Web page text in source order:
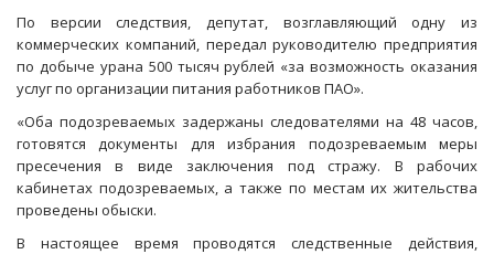
По версии следствия, депутат, возглавляющий одну из
коммерческих компаний, передал руководителю предприятия
по добыче урана 500 тысяч рублей «за возможность оказания
услуг по организации питания работников ПАО».
«Оба подозреваемых задержаны следователями на 48 часов,
готовятся документы для избрания подозреваемым меры
пресечения в виде заключения под стражу. В рабочих
кабинетах подозреваемых, а также по местам их жительства
проведены обыски.
В настоящее время проводятся следственные действия,